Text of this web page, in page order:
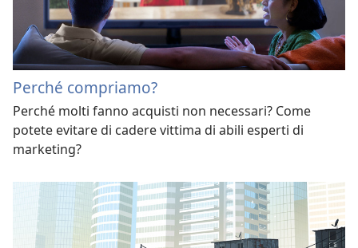
Perché compriamo?
Perché molti fanno acquisti non necessari? Come
potete evitare di cadere vittima di abili esperti di
marketing?